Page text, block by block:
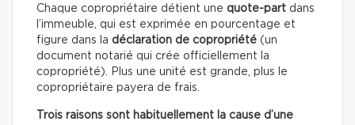
Chaque copropriétaire détient une quote-part dans
l’immeuble, qui est exprimée en pourcentage et
figure dans la déclaration de copropriété (un
document notarié qui crée officiellement la
copropriété). Plus une unité est grande, plus le
copropriétaire payera de frais.
Trois raisons sont habituellement la cause d’une